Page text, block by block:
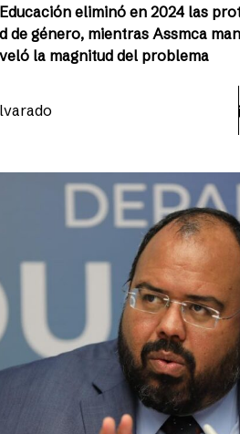
eliminó en 2024 las
de género, mientras Assmca
la magnitud del problema